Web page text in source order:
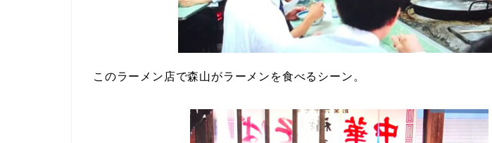
このラーメン店で森山がラーメンを食べるシーン。